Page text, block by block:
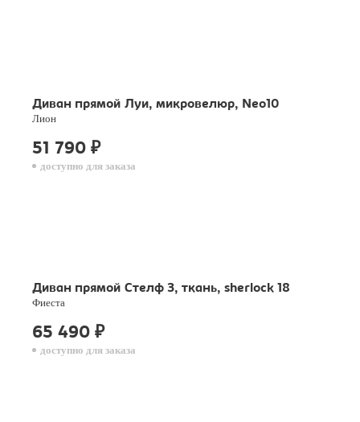
Диван прямой Луи, микровелюр, Neo10
Лион
51 790 ₽
доступно для заказа
Диван прямой Стелф 3, ткань, sherlock 18
Фиеста
65 490 ₽
доступно для заказа